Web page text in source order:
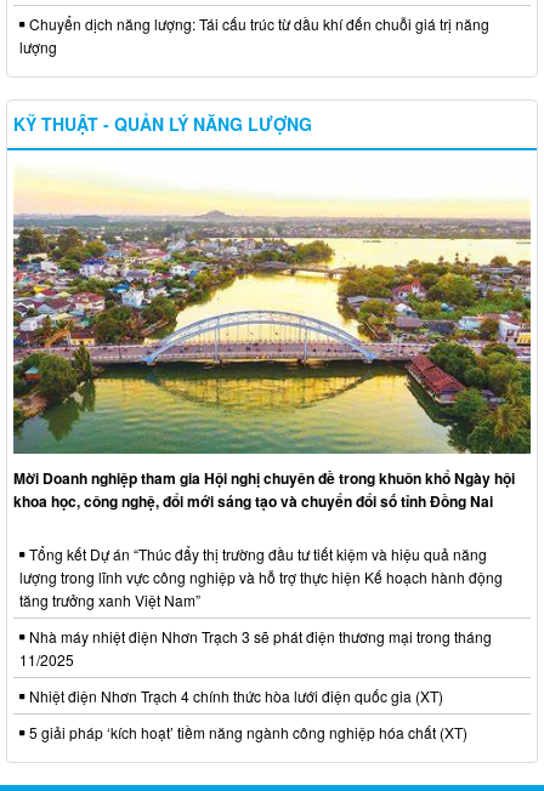
Chuyển dịch năng lượng: Tái cấu trúc từ dầu khí đến chuỗi giá trị năng
lượng
KỸ THUẬT - QUẢN LÝ NĂNG LƯỢNG
Mời Doanh nghiệp tham gia Hội nghị chuyên đề trong khuôn khổ Ngày hội
khoa học, công nghệ, đổi mới sáng tạo và chuyển đổi số tỉnh Đồng Nai
Tổng kết Dự án “Thúc đẩy thị trường đầu tư tiết kiệm và hiệu quả năng
lượng trong lĩnh vực công nghiệp và hỗ trợ thực hiện Kế hoạch hành động
tăng trưởng xanh Việt Nam”
Nhà máy nhiệt điện Nhơn Trạch 3 sẽ phát điện thương mại trong tháng
11/2025
Nhiệt điện Nhơn Trạch 4 chính thức hòa lưới điện quốc gia (XT)
5 giải pháp ‘kích hoạt’ tiềm năng ngành công nghiệp hóa chất (XT)